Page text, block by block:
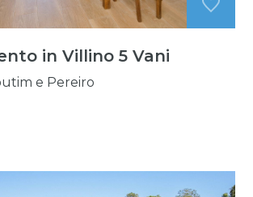
in Villino 5 Vani
e Pereiro